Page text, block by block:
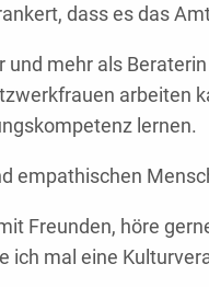
dass es das
mehr als
arbeiten
lernen.
empathischen
Freunden, höre
ich mal eine